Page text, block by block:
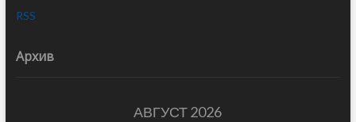
RSS
Архив
АВГУСТ 2026